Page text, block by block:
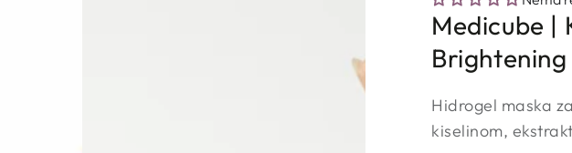
Medicube |
Hidrogel maska
kiselinom,